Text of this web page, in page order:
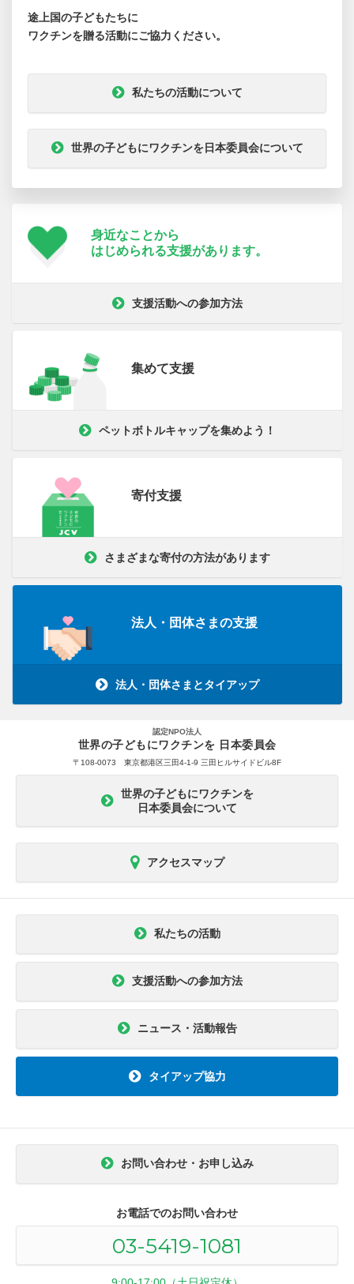
途上国の子どもたちに
ワクチンを贈る活動にご協力ください。
私たちの活動について
世界の子どもにワクチンを日本委員会について
身近なことから
はじめられる支援があります。
支援活動への参加方法
集めて支援
ペットボトルキャップを集めよう！
寄付支援
さまざまな寄付の方法があります
法人・団体さまの支援
法人・団体さまとタイアップ
認定NPO法人
世界の子どもにワクチンを 日本委員会
〒108-0073 東京都港区三田4-1-9 三田ヒルサイドビル8F
世界の子どもにワクチンを
日本委員会について
アクセスマップ
私たちの活動
支援活動への参加方法
ニュース・活動報告
タイアップ協力
お問い合わせ・お申し込み
お電話でのお問い合わせ
03-5419-1081